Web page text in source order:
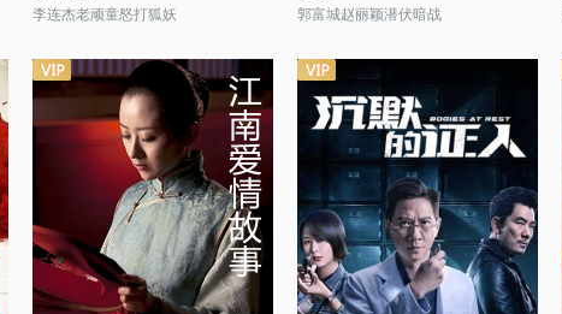
李连杰老顽童怒打狐妖 郭富城赵丽颖潜伏暗战